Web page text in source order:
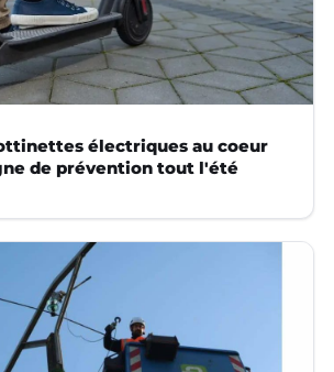
électriques au coeur
de prévention tout l'été